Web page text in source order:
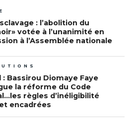
: l’abolition du
votée à l’unanimité en
à l’Assemblée nationale
: Bassirou Diomaye Faye
la réforme du Code
règles d’inéligibilité
encadrées